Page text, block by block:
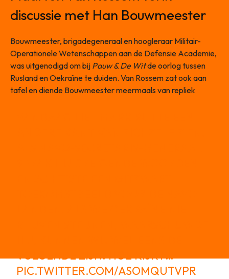
discussie met Han Bouwmeester
Bouwmeester, brigadegeneraal en hoogleraar Militair-
Operationele Wetenschappen aan de Defensie Academie,
was uitgenodigd om bij Pauw & De Witde oorlog tussen
Rusland en Oekraïne te duiden. Van Rossem zat ook aan
tafel en diende Bouwmeester meermaals van repliek
VOLGENDE ZIJN. HOE KIJKT…
PIC.TWITTER.COM/ASOMQUTVPR